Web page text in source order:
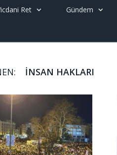
Ret Gündem
INSAN HAKLARI